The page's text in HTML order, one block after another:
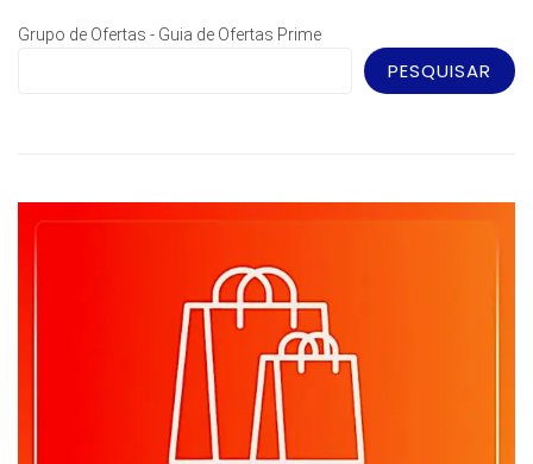
Grupo de Ofertas - Guia de Ofertas Prime
PESQUISAR